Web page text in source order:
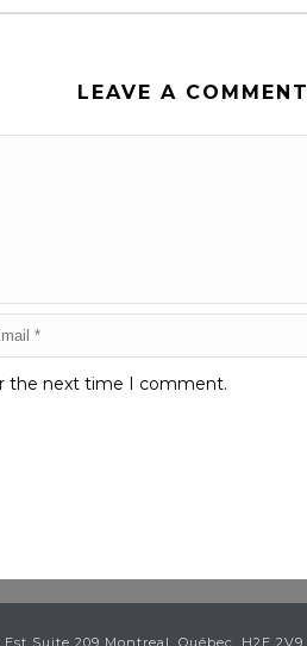
LEAVE A COMMENT
the next time I comment.